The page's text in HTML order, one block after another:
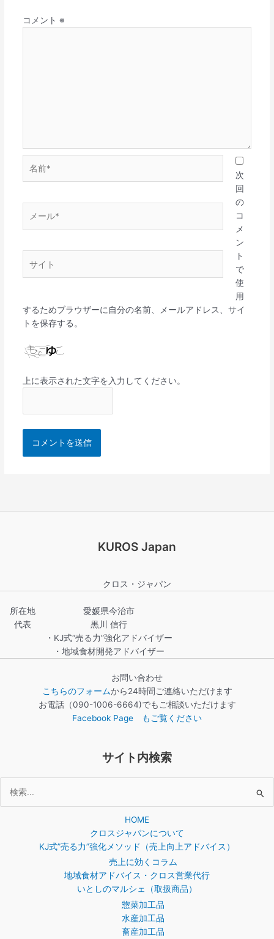
コメント ※
ー
*
次
回
の
コ
メ
ン
ト
で
使
用
するためブラウザーに自分の名前、メールアドレス、サイ
トを保存する。
上に表示された文字を入力してください。
KUROS Japan
クロス・ジャパン
所在地
代表
愛媛県今治市
黒川 信行
・KJ式“売る力”強化アドバイザー
・地域食材開発アドバイザー
お問い合わせ
こちらのフォームから24時間ご連絡いただけます
お電話（090-1006-6664)でもご相談いただけます
Facebook Page もご覧ください
サイト内検索
索
HOME
クロスジャパンについて
KJ式”売る力”強化メソッド（売上向上アドバイス）
売上に効くコラム
地域食材アドバイス・クロス営業代行
いとしのマルシェ（取扱商品）
惣菜加工品
水産加工品
畜産加工品